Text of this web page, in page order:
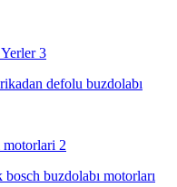
defolu buzdolabı
buzdolabı motorları